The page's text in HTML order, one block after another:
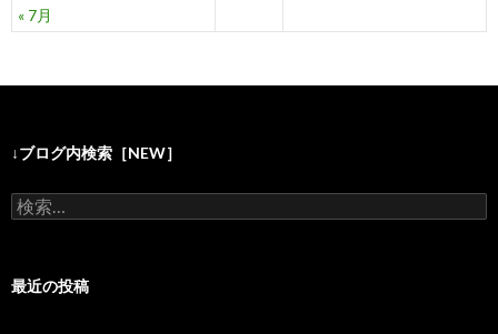
« 7月
↓ブログ内検索［NEW］
検
索
最近の投稿